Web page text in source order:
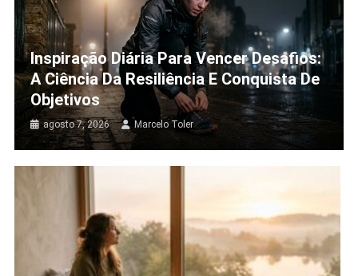
Inspiração Diária Para Vencer Desafios:
A Ciência Da Resiliência E Conquista De
Objetivos
agosto 7, 2026 Marcelo Toler